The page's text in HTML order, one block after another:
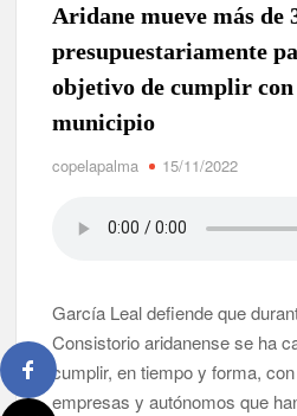
Aridane mueve más de
presupuestariamente
objetivo de cumplir con
municipio
copelapalma 15/11/2022
García Leal defiende que
Consistorio aridanense se ha
cumplir, en tiempo y forma,
empresas y autónomos que